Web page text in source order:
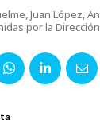
Juan López,
por la